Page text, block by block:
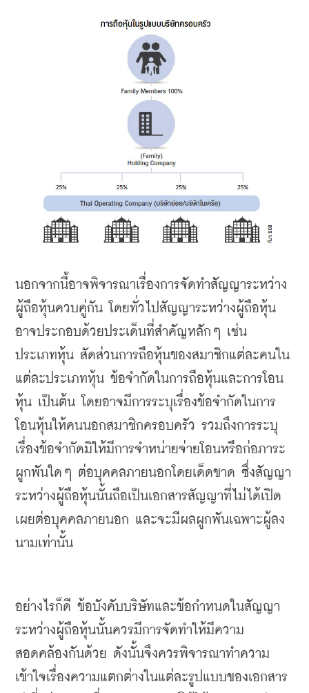
นอกจากนี้อาจพิจารณาเรื่องการจัดทำสัญญาระหว่าง
ผู้ถือหุ้นควบคู่กัน โดยทั่วไปสัญญาระหว่างผู้ถือหุ้น
อาจประกอบด้วยประเด็นที่สำคัญหลักๆ เช่น
ประเภทหุ้น สัดส่วนการถือหุ้นของสมาชิกแต่ละคนใน
แต่ละประเภทหุ้น ข้อจำกัดในการถือหุ้นและการโอน
หุ้น เป็นต้น โดยอาจมีการระบุเรื่องข้อจำกัดในการ
โอนหุ้นให้คนนอกสมาชิกครอบครัว รวมถึงการระบุ
เรื่องข้อจำกัดมิให้มีการจำหน่ายจ่ายโอนหรือก่อภาระ
ผูกพันใดๆ ต่อบุคคลภายนอกโดยเด็ดขาด ซึ่งสัญญา
ระหว่างผู้ถือหุ้นนั้นถือเป็นเอกสารสัญญาที่ไม่ได้เปิด
เผยต่อบุคคลภายนอก และจะมีผลผูกพันเฉพาะผู้ลง
นามเท่านั้น
อย่างไรก็ดี ข้อบังคับบริษัทและข้อกำหนดในสัญญา
ระหว่างผู้ถือหุ้นนั้นควรมีการจัดทำให้มีความ
สอดคล้องกันด้วย ดังนั้นจึงควรพิจารณาทำความ
เข้าใจเรื่องความแตกต่างในแต่ละรูปแบบของเอกสาร